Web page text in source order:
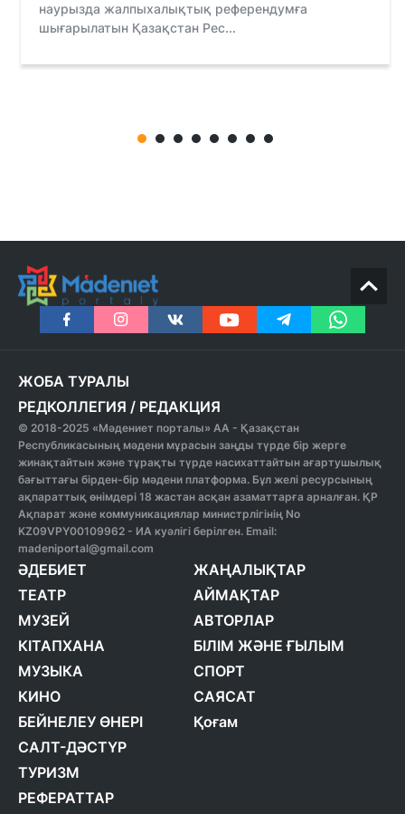
наурызда жалпыхалықтық референдумға
шығарылатын Қазақстан Рес...
ЖОБА ТУРАЛЫ
РЕДКОЛЛЕГИЯ / РЕДАКЦИЯ
© 2018-2025 «Мәдениет порталы» АА - Қазақстан
Республикасының мәдени мұрасын заңды түрде бір жерге
жинақтайтын және тұрақты түрде насихаттайтын ағартушылық
бағыттағы бірден-бір мәдени платформа. Бұл желі ресурсының
ақпараттық өнімдері 18 жастан асқан азаматтарға арналған. ҚР
Ақпарат және коммуникациялар министрлігінің No
KZ09VPY00109962 - ИА куәлігі берілген. Email:
madeniportal@gmail.com
ӘДЕБИЕТ
ТЕАТР
МУЗЕЙ
КІТАПХАНА
МУЗЫКА
КИНО
БЕЙНЕЛЕУ ӨНЕРІ
САЛТ-ДӘСТҮР
ТУРИЗМ
РЕФЕРАТТАР
ЖАҢАЛЫҚТАР
АЙМАҚТАР
АВТОРЛАР
БІЛІМ ЖӘНЕ ҒЫЛЫМ
СПОРТ
САЯСАТ
Қоғам